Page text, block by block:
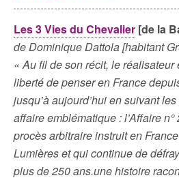
Les 3 Vies du Chevalier [de la
de Dominique Dattola [habitant
« Au fil de son récit, le réalisateur
liberté de penser en France
jusqu’à aujourd’hui en suivant
affaire emblématique : l’Affaire
procès arbitraire instruit en
Lumières et qui continue de
plus de 250 ans.une histoire